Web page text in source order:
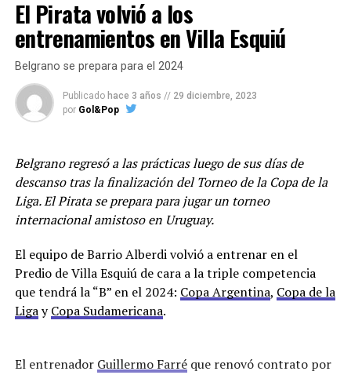
Facebook
Twitter
WhatsApp
Messenger
Gmail
Share
El Pirata volvió a los
entrenamientos en Villa Esquiú
Belgrano se prepara para el 2024
Publicado hace 3 años // 29 diciembre, 2023
por Gol&Pop
Belgrano regresó a las prácticas luego de sus días de
descanso tras la finalización del Torneo de la Copa de la
Liga. El Pirata se prepara para jugar un torneo
internacional amistoso en Uruguay.
El equipo de Barrio Alberdi volvió a entrenar en el
Predio de Villa Esquiú de cara a la triple competencia
que tendrá la “B” en el 2024: Copa Argentina, Copa de la
LigayCopa Sudamericana.
El entrenador Guillermo Farréque renovó contrato por